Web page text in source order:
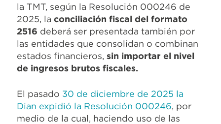
la TMT, según la Resolución 000246 de
2025, la conciliación fiscal del formato
2516 deberá ser presentada también por
las entidades que consolidan o combinan
estados financieros, sin importar el nivel
de ingresos brutos fiscales.
El pasado 30 de diciembre de 2025 la
Dian expidió la Resolución 000246, por
medio de la cual, haciendo uso de las